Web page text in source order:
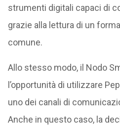
strumenti digitali capaci di
grazie alla lettura di un
comune.
Allo stesso modo, il Nodo
l’opportunità di utilizzare
uno dei canali di
Anche in questo caso, la